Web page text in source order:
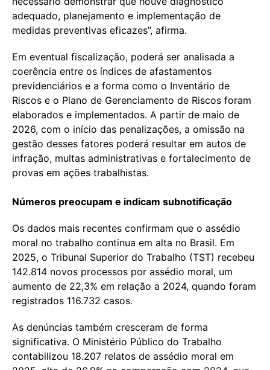
adequado, planejamento e implementação de
medidas preventivas eficazes”, afirma.
Em eventual fiscalização, poderá ser analisada a
coerência entre os índices de afastamentos
previdenciários e a forma como o Inventário de
Riscos e o Plano de Gerenciamento de Riscos foram
elaborados e implementados. A partir de maio de
2026, com o início das penalizações, a omissão na
gestão desses fatores poderá resultar em autos de
infração, multas administrativas e fortalecimento de
provas em ações trabalhistas.
Números preocupam e indicam subnotificação
Os dados mais recentes confirmam que o assédio
moral no trabalho continua em alta no Brasil. Em
2025, o Tribunal Superior do Trabalho (TST) recebeu
142.814 novos processos por assédio moral, um
aumento de 22,3% em relação a 2024, quando foram
registrados 116.732 casos.
As denúncias também cresceram de forma
significativa. O Ministério Público do Trabalho
contabilizou 18.207 relatos de assédio moral em